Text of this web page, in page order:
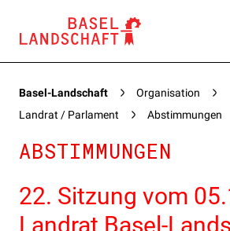
Basel-Landschaft
Organisation
Landrat / Parlament
Abstimmungen
ABSTIMMUNGEN